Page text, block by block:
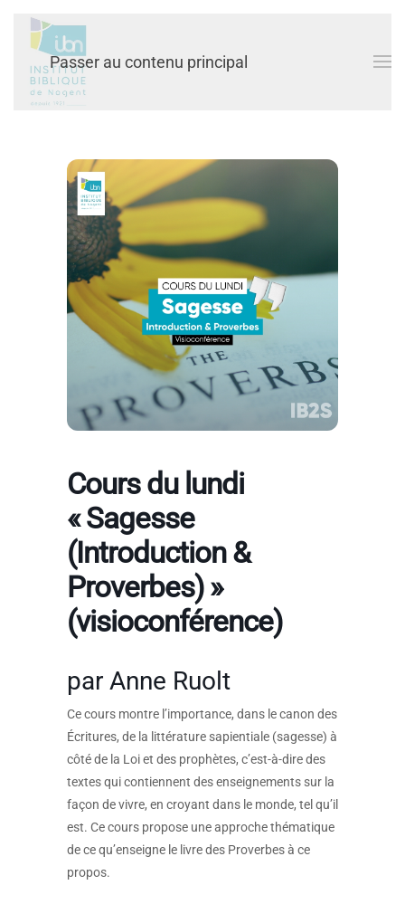
Passer au contenu principal
Cours du lundi
« Sagesse
(Introduction &
Proverbes) »
(visioconférence)
par Anne Ruolt
Ce cours montre l’importance, dans le canon des
Écritures, de la littérature sapientiale (sagesse) à
côté de la Loi et des prophètes, c’est-à-dire des
textes qui contiennent des enseignements sur la
façon de vivre, en croyant dans le monde, tel qu’il
est. Ce cours propose une approche thématique
de ce qu’enseigne le livre des Proverbes à ce
propos.